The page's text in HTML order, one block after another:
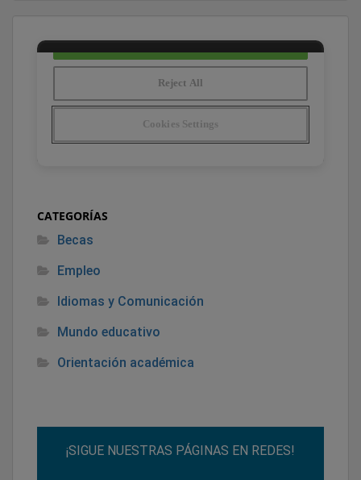
CATEGORÍAS
Becas
Empleo
Idiomas y Comunicación
Mundo educativo
Orientación académica
¡SIGUE NUESTRAS PÁGINAS EN REDES!